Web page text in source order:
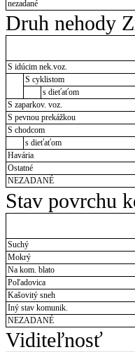
nezadané
Druh nehody
S idúcim nek.voz.
S cyklistom
s dieťaťom
S zaparkov. voz.
S pevnou prekážkou
S chodcom
s dieťaťom
Havária
Ostatné
NEZADANÉ
Stav povrchu
Suchý
Mokrý
Na kom. blato
Poľadovica
Kašovitý sneh
Iný stav komunik.
NEZADANÉ
Viditeľnosť